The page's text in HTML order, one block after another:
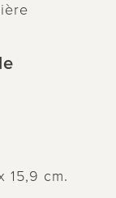
15,9 cm.